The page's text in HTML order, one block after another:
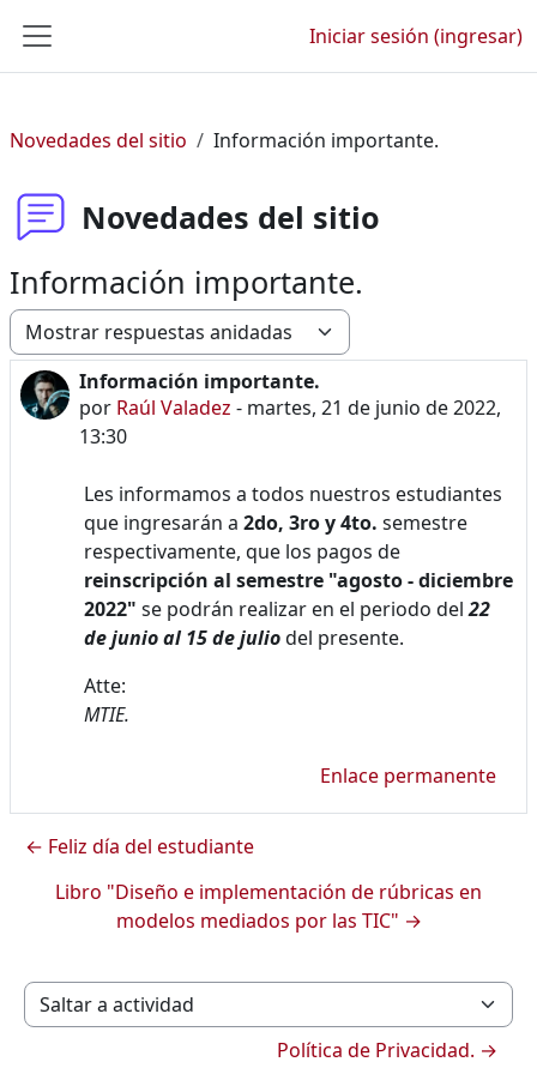
Pánel lateral
Iniciar sesión (ingresar)
Novedades del sitio Información importante.
Novedades del sitio
Información importante.
Modo de visualización
Información importante.
por Raúl Valadez - martes, 21 de junio de 2022,
13:30
Número de respuestas: 0
Les informamos a todos nuestros estudiantes
que ingresarán a 2do, 3ro y 4to. semestre
respectivamente, que los pagos de
reinscripción al semestre "agosto - diciembre
2022" se podrán realizar en el periodo del22
de junio al 15 de juliodel presente.
Atte:
MTIE.
Enlace permanente
← Feliz día del estudiante
Libro "Diseño e implementación de rúbricas en
modelos mediados por las TIC" →
Saltar a actividad
Política de Privacidad. →